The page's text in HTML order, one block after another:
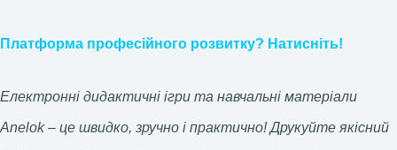
Платформа професійного розвитку? Натисніть!
Електронні дидактичні ігри та навчальні матеріали
Anelok – це швидко, зручно і практично! Друкуйте якісний